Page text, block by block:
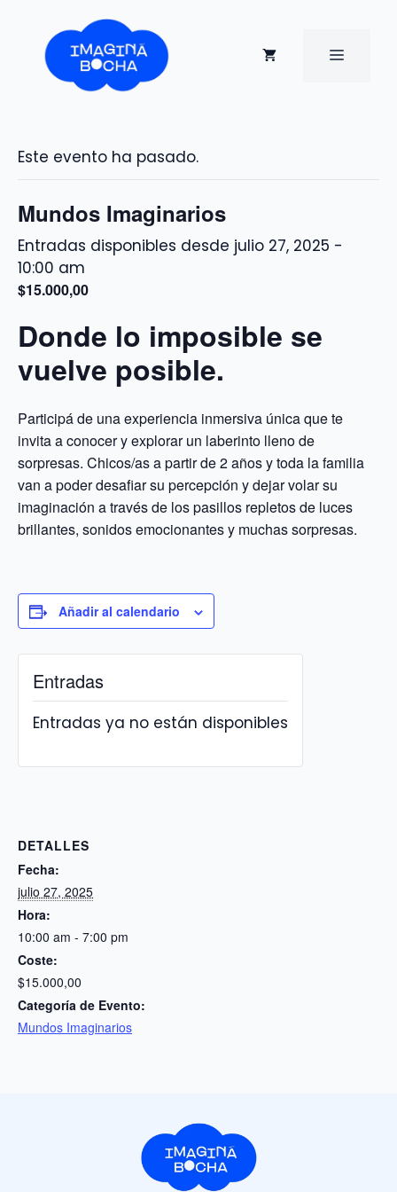
contenido
MENÚ
Este evento ha pasado.
Mundos Imaginarios
julio 27, 2025 -
10:00 am
$15.000,00
Donde lo imposible se
vuelve posible.
Participá de una experiencia inmersiva única que te
invita a conocer y explorar un laberinto lleno de
sorpresas. Chicos/as a partir de 2 años y toda la familia
van a poder desafiar su percepción y dejar volar su
imaginación a través de los pasillos repletos de luces
brillantes, sonidos emocionantes y muchas sorpresas.
Añadir al calendario
DETALLES
Fecha:
julio 27, 2025
Hora:
10:00 am - 7:00 pm
Coste:
$15.000,00
Categoría de Evento:
Mundos Imaginarios
Entradas
Entradas ya no están disponibles